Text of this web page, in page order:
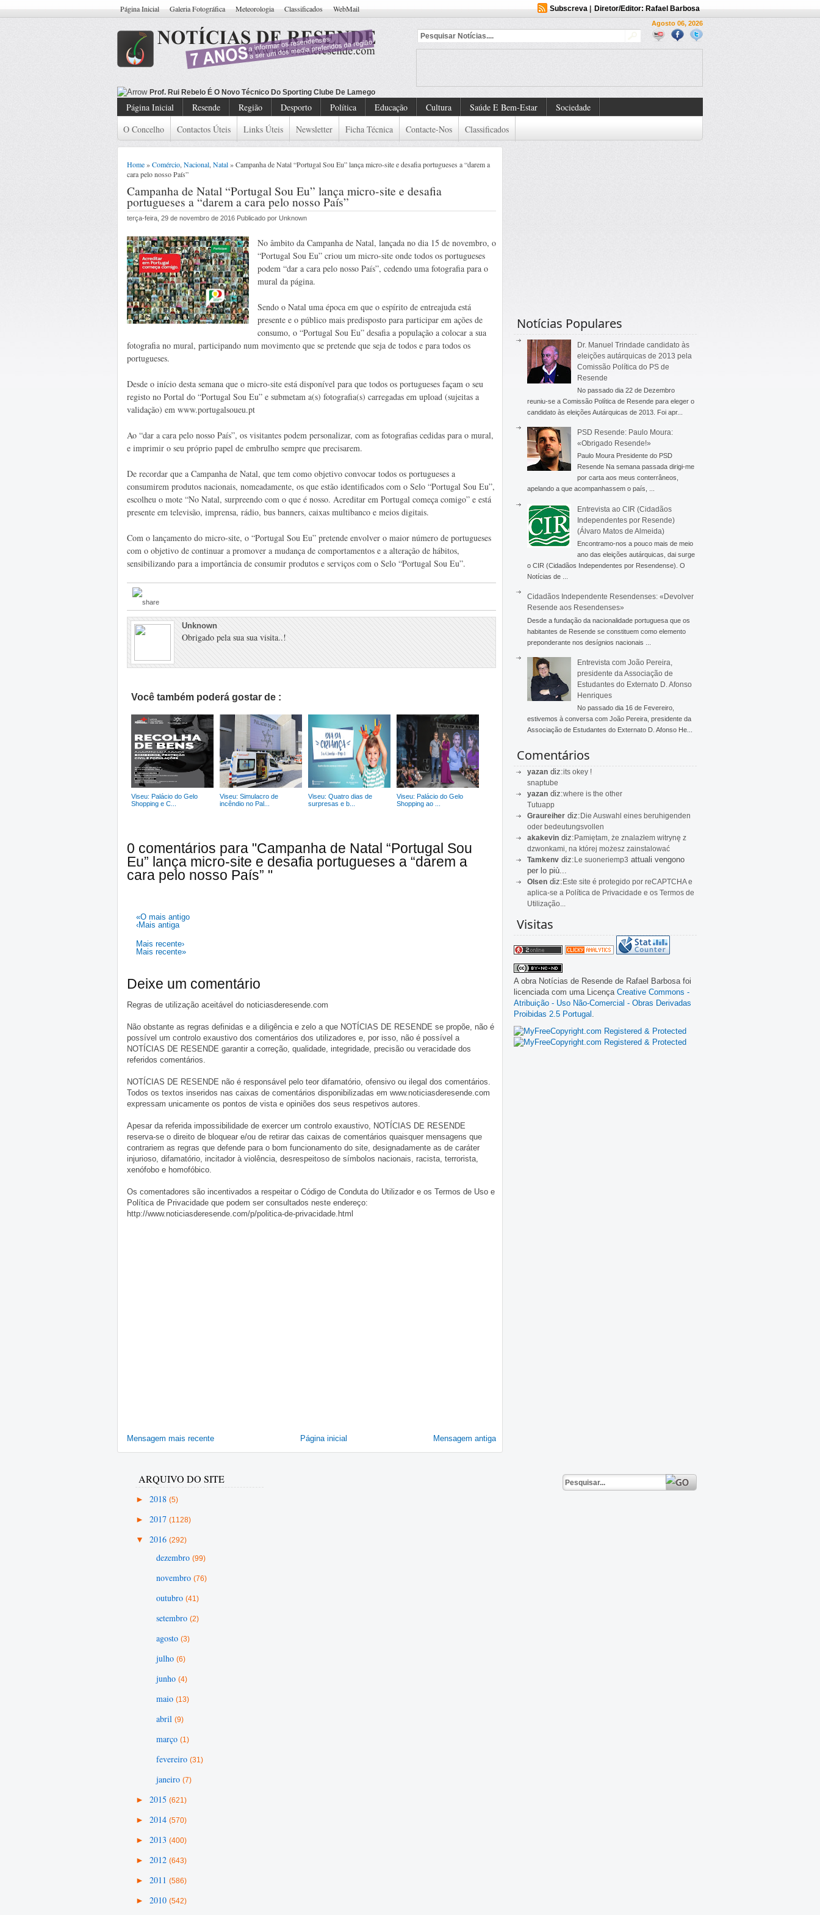
Página Inicial Galeria Fotográfica Meteorologia Classificados WebMail Subscreva| Diretor/Editor: Rafael Barbosa
Agosto 06, 2026
Tr
Página Inicial Resende Região Desporto Política Educação Cultura Saúde E Bem-Estar
Sociedade
O Concelho
Contactos Úteis Links Úteis Newsletter Ficha Técnica Contacte-Nos Classificados
Home»Comércio Nacional Natal» Campanha de Natal “Portugal Sou Eu” lança micro-site e desafia portugueses a “darem a
cara pelo nosso País”
Campanha de Natal “Portugal Sou Eu” lança micro-site e desafia
portugueses a “darem a cara pelo nosso País”
terça-feira, 29 de novembro de 2016 Publicado por Unknown
No âmbito da Campanha de Natal, lançada no dia 15 de novembro, o
“Portugal Sou Eu” criou um micro-site onde todos os portugueses
podem “dar a cara pelo nosso País”, cedendo uma fotografia para o
mural da página.
Sendo o Natal uma época em que o espírito de entreajuda está
presente e o público mais predisposto para participar em ações de
consumo, o “Portugal Sou Eu” desafia a população a colocar a sua
fotografia no mural, participando num movimento que se pretende que seja de todos e para todos os
portugueses.
Desde o início desta semana que o micro-site está disponível para que todos os portugueses façam o seu
registo no Portal do “Portugal Sou Eu” e submetam a(s) fotografia(s) carregadas em upload (sujeitas a
validação) em www.portugalsoueu.pt
Ao “dar a cara pelo nosso País”, os visitantes podem personalizar, com as fotografias cedidas para o mural,
e imprimir o seu próprio papel de embrulho sempre que precisarem.
De recordar que a Campanha de Natal, que tem como objetivo convocar todos os portugueses a
consumirem produtos nacionais, nomeadamente, os que estão identificados com o Selo “Portugal Sou Eu”,
escolheu o mote “No Natal, surpreendo com o que é nosso. Acreditar em Portugal começa comigo” e está
presente em televisão, imprensa, rádio, bus banners, caixas multibanco e meios digitais.
Com o lançamento do micro-site, o “Portugal Sou Eu” pretende envolver o maior número de portugueses
com o objetivo de continuar a promover a mudança de comportamentos e a alteração de hábitos,
sensibilizando para a importância de consumir produtos e serviços com o Selo “Portugal Sou Eu”.
Unknown
Obrigado pela sua sua visita..!
Você também poderá gostar de :
Viseu: Palácio do Gelo
Shopping e C...
Viseu: Simulacro de
incêndio no Pal...
Viseu: Quatro dias de
surpresas e b...
Viseu: Palácio do Gelo
Shopping ao ...
0 comentários para "Campanha de Natal “Portugal Sou
Eu” lança micro-site e desafia portugueses a “darem a
cara pelo nosso País” "
«O mais antigo
‹Mais antiga
Mais recente›
Mais recente»
Deixe um comentário
Regras de utilização aceitável do noticiasderesende.com
Não obstante as regras definidas e a diligência e zelo a que NOTÍCIAS DE RESENDE se propõe, não é
possível um controlo exaustivo dos comentários dos utilizadores e, por isso, não é possível a
NOTÍCIAS DE RESENDE garantir a correção, qualidade, integridade, precisão ou veracidade dos
referidos comentários.
NOTÍCIAS DE RESENDE não é responsável pelo teor difamatório, ofensivo ou ilegal dos comentários.
Todos os textos inseridos nas caixas de comentários disponibilizadas em www.noticiasderesende.com
expressam unicamente os pontos de vista e opiniões dos seus respetivos autores.
Apesar da referida impossibilidade de exercer um controlo exaustivo, NOTÍCIAS DE RESENDE
reserva-se o direito de bloquear e/ou de retirar das caixas de comentários quaisquer mensagens que
contrariem as regras que defende para o bom funcionamento do site, designadamente as de caráter
injurioso, difamatório, incitador à violência, desrespeitoso de símbolos nacionais, racista, terrorista,
xenófobo e homofóbico.
Os comentadores são incentivados a respeitar o Código de Conduta do Utilizador e os Termos de Uso e
Política de Privacidade que podem ser consultados neste endereço:
http://www.noticiasderesende.com/p/politica-de-privacidade.html
Mensagem mais recente Mensagem antiga
Página inicial
Notícias Populares
Dr. Manuel Trindade candidato às
eleições autárquicas de 2013 pela
Comissão Política do PS de
Resende
No passado dia 22 de Dezembro
reuniu-se a Comissão Política de Resende para eleger o
candidato às eleições Autárquicas de 2013. Foi apr...
PSD Resende: Paulo Moura:
«Obrigado Resende!»
Paulo Moura Presidente do PSD
Resende Na semana passada dirigi-me
por carta aos meus conterrâneos,
apelando a que acompanhassem o país, ...
Entrevista ao CIR (Cidadãos
Independentes por Resende)
(Álvaro Matos de Almeida)
Encontramo-nos a pouco mais de meio
ano das eleições autárquicas, dai surge
o CIR (Cidadãos Independentes por Resendense). O
Notícias de ...
Cidadãos Independente Resendenses: «Devolver
Resende aos Resendenses»
Desde a fundação da nacionalidade portuguesa que os
habitantes de Resende se constituem como elemento
preponderante nos desígnios nacionais ...
Entrevista com João Pereira,
presidente da Associação de
Estudantes do Externato D. Afonso
Henriques
No passado dia 16 de Fevereiro,
estivemos à conversa com João Pereira, presidente da
Associação de Estudantes do Externato D. Afonso He...
Comentários
yazan diz:its okey !
snaptube
yazan diz:where is the other
Tutuapp
Graureiher diz:Die Auswahl eines beruhigenden
oder bedeutungsvollen
akakevin diz:Pamiętam, że znalazłem witrynę z
dzwonkami, na której możesz zainstalować
Tamkenv diz:Le suoneriemp3 attuali vengono
per lo più...
Olsen diz:Este site é protegido por reCAPTCHA e
aplica-se a Política de Privacidade e os Termos de
Utilização...
Visitas
A obra Notícias de Resende de Rafael Barbosa foi
licenciada com uma Licença Creative Commons -
Atribuição - Uso Não-Comercial - Obras Derivadas
Proibidas 2.5 Portugal
ARQUIVO DO SITE
► 2018 (5)
► 2017 (1128)
▼ 2016 (292)
dezembro (99)
novembro (76)
outubro (41)
setembro (2)
agosto (3)
julho (6)
junho (4)
maio (13)
abril (9)
março (1)
fevereiro (31)
janeiro (7)
► 2015 (621)
► 2014 (570)
► 2013 (400)
► 2012 (643)
► 2011 (586)
► 2010 (542)